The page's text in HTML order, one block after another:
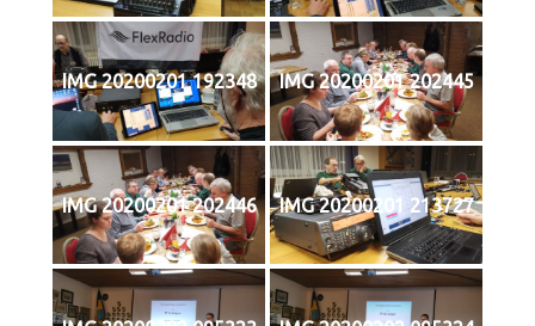
IMG 20200201 192348 IMG 20200201 202445
IMG 20200201 202446 IMG 20200201 213727